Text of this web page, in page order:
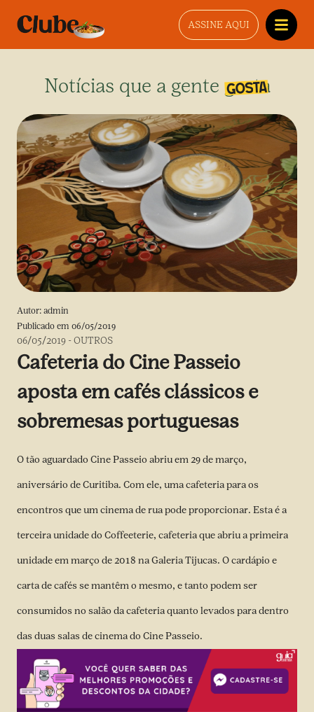
ASSINE AQUI
Notícias que a gente gosta
Autor: admin
Publicado em 06/05/2019
06/05/2019 -OUTROS
Cafeteria do Cine Passeio
aposta em cafés clássicos e
sobremesas portuguesas
O tão aguardado Cine Passeio abriu em 29 de março,
aniversário de Curitiba. Com ele, uma cafeteria para os
encontros que um cinema de rua pode proporcionar. Esta é a
terceira unidade do Coffeeterie, cafeteria que abriu a primeira
unidade em março de 2018 na Galeria Tijucas. O cardápio e
carta de cafés se mantêm o mesmo, e tanto podem ser
consumidos no salão da cafeteria quanto levados para dentro
das duas salas de cinema do Cine Passeio.